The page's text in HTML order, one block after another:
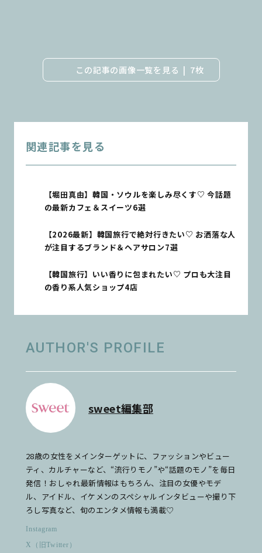
この記事の画像一覧を見る 7枚
関連記事を見る
【堀田真由】韓国・ソウルを楽しみ尽くす♡ 今話題
の最新カフェ＆スイーツ6選
【2026最新】韓国旅行で絶対行きたい♡ お洒落な人
が注目するブランド＆ヘアサロン7選
【韓国旅行】いい香りに包まれたい♡ プロも大注目
の香り系人気ショップ4店
AUTHOR'S PROFILE
sweet編集部
28歳の女性をメインターゲットに、ファッションやビュー
ティ、カルチャーなど、“流行りモノ”や“話題のモノ”を毎日
発信！おしゃれ最新情報はもちろん、注目の女優やモデ
ル、アイドル、イケメンのスペシャルインタビューや撮り下
ろし写真など、旬のエンタメ情報も満載♡
Instagram
X（旧Twitter）